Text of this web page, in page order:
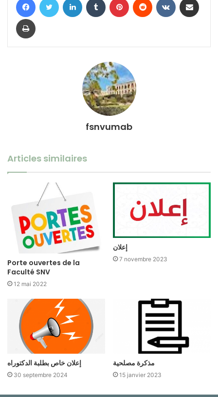
Imprimer
fsnvumab
Articles similaires
Porte ouvertes de la
Faculté SNV
12 mai 2022
إعلان
7 novembre 2023
إعلان خاص بطلبة الدكتوراه
30 septembre 2024
مذكرة مصلحية
15 janvier 2023